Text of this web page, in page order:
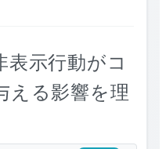
表示行動がコ
える影響を理